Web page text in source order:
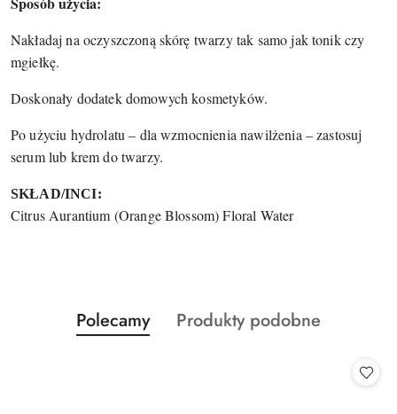
Nakładaj na oczyszczoną skórę twarzy tak samo jak tonik czy
mgiełkę.
Doskonały dodatek domowych kosmetyków.
Po użyciu hydrolatu – dla wzmocnienia nawilżenia – zastosuj
serum lub krem do twarzy.
SKŁAD/INCI:
Citrus Aurantium (Orange Blossom) Floral Water
Pomiń karuzelę produktów
Produkty
o
Polecamy
Produkty
Produkty podobne